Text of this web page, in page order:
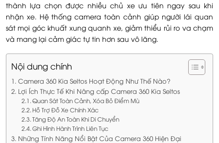
thành lựa chọn được nhiều chủ xe ưu tiên ngay sau khi
nhận xe. Hệ thống camera toàn cảnh giúp người lái quan
sát mọi góc khuất xung quanh xe, giảm thiểu rủi ro va chạm
và mang lại cảm giác tự tin hơn sau vô lăng.
Nội dung chính
Camera 360 Kia Seltos Hoạt Động Như Thế Nào?
Lợi Ích Thực Tế Khi Nâng cấp Camera 360 Kia Seltos
Quan Sát Toàn Cảnh, Xóa Bỏ Điểm Mù
Hỗ Trợ Đỗ Xe Chính Xác
Tăng Độ An Toàn Khi Di Chuyển
Ghi Hình Hành Trình Liên Tục
Những Tính Năng Nổi Bật Của Camera 360 Hiện Đại